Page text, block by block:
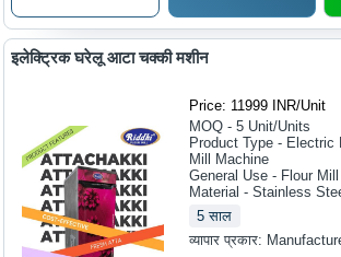
इलेक्ट्रिक घरेलू आटा चक्की मशीन
Price: 11999 INR/Unit
MOQ - 5 Unit/Units
Product Type - Electric
Mill Machine
General Use - Flour Mill
Material - Stainless
5 साल
व्यापार प्रकार: